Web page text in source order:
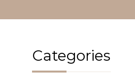
Categories